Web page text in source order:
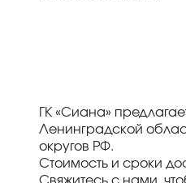
ГК «Сиана»
Ленинградской
округов РФ.
Стоимость и сроки